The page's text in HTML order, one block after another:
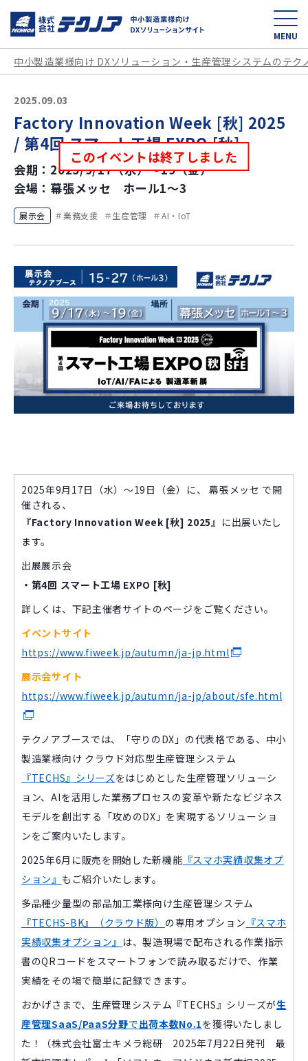
中小製造業様向け
MENU
中小製造業様向け DXソリューション・生産管理システムのテク
2025.09.03
Factory Innovation Week [秋] 2025
/ 第4回 スマート工場 EXPO [秋]
このイベントは終了しました
会期：2025/9/17（水）～19（金）
会場：幕張メッセ ホール1～3
展示会 業務支援 生産管理 AI・IoT
2025年9月17日（水）～19日（金）に、 幕張メッセ で開
催される、
『Factory Innovation Week [秋] 2025』 に出展いたし
ます。
出展展示会
・第4回 スマート工場 EXPO [秋]
詳しくは、下記主催者サイトのページをご覧ください。
イベントサイト
https://www.fiweek.jp/autumn/ja-jp.html
展示会サイト
https://www.fiweek.jp/autumn/ja-jp/about/sfe.html
テクノアブースでは、「守りのDX」の代表格である、 中小
製造業様向け クラウド対応型生産管理システム
『TECHS』シリーズをはじめとした生産管理ソリューシ
ョン、AIを活用した業務プロセスの変革や新たなビジネス
モデルを創出する「攻めのDX」を実現するソリューショ
ンをご案内いたします。
2025年6月に販売を開始した新機能 『スマホ実績収集オプ
ション』 もご紹介いたします。
多品種少量型の部品加工業様向け生産管理システム
『TECHS-BK』（クラウド版） の専用オプション 『スマホ
実績収集オプション』 は、製造現場で配布される作業指示
書のQRコードをスマートフォンで読み取るだけで、作業
実績をその場で簡単に記録できます。
おかげさまで、生産管理システム『TECHS』シリーズが生
産管理SaaS/PaaS分野で出荷本数No.1を獲得いたしまし
た！（株式会社富士キメラ総研 2025年7月22日発刊 最